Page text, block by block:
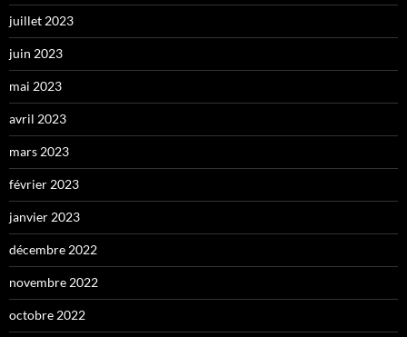
juillet 2023
juin 2023
mai 2023
avril 2023
mars 2023
février 2023
janvier 2023
décembre 2022
novembre 2022
octobre 2022